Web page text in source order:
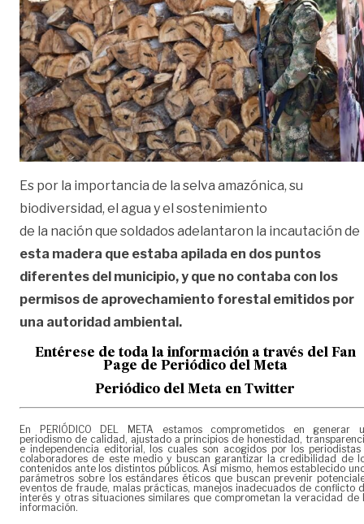
Es por la importancia de la selva amazónica, su
biodiversidad, el agua y el sostenimiento
de la nación que soldados adelantaron la incautación de
esta madera que estaba apilada en dos puntos
diferentes del municipio, y que no contaba con los
permisos de aprovechamiento forestal emitidos por
una autoridad ambiental.
Entérese de toda la información a través del Fan
Page de Periódico del Meta
Periódico del Meta en Twitter
En PERIÓDICO DEL META estamos comprometidos en generar
periodismo de calidad, ajustado a principios de honestidad,
e independencia editorial, los cuales son acogidos por los periodistas
colaboradores de este medio y buscan garantizar la credibilidad de
contenidos ante los distintos públicos. Así mismo, hemos establecido
parámetros sobre los estándares éticos que buscan prevenir
eventos de fraude, malas prácticas, manejos inadecuados de conflicto
interés y otras situaciones similares que comprometan la veracidad de
información.